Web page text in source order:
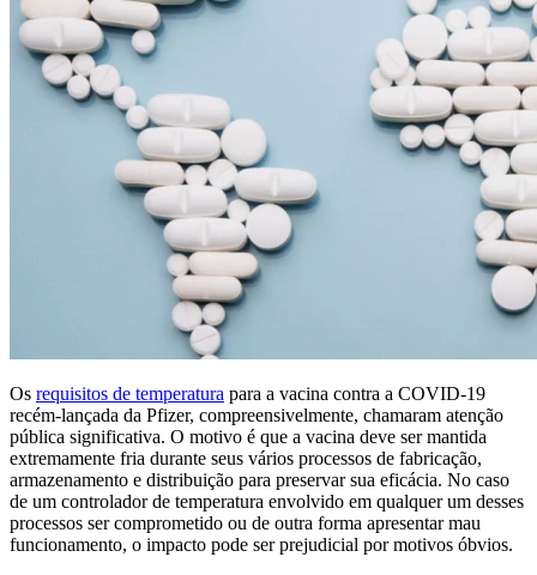
Os requisitos de temperatura para a vacina contra a COVID-19
recém-lançada da Pfizer, compreensivelmente, chamaram atenção
pública significativa. O motivo é que a vacina deve ser mantida
extremamente fria durante seus vários processos de fabricação,
armazenamento e distribuição para preservar sua eficácia. No caso
de um controlador de temperatura envolvido em qualquer um desses
processos ser comprometido ou de outra forma apresentar mau
funcionamento, o impacto pode ser prejudicial por motivos óbvios.